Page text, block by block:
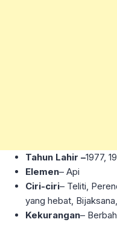
Tahun Lahir –1977,
Elemen– Api
Ciri-ciri– Teliti,
yang hebat,
Kekurangan–